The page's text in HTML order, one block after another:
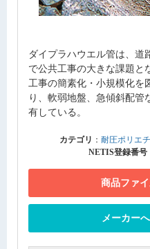
ダイプラハウエル管は、道
で公共工事の大きな課題と
工事の簡素化・小規模化を
り、軟弱地盤、急傾斜配管
有している。
カテゴリ ： 耐圧ポリエ
NETIS登録番号
商品ファ
メーカー